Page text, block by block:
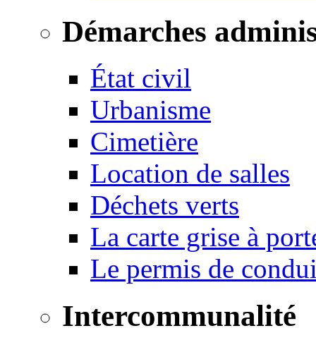
Démarches
État civil
Urbanisme
Cimetière
Location de salles
Déchets verts
La carte grise à
Le permis de
Intercommunalité